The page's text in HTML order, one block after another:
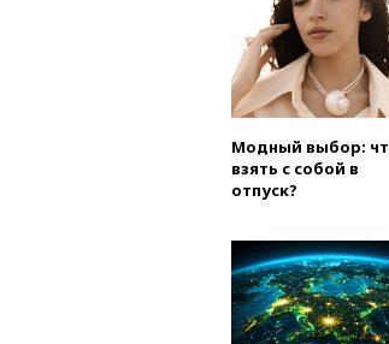
Модный выбор:
взять с собой в
отпуск?